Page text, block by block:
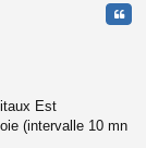
Est
(intervalle 10 mn